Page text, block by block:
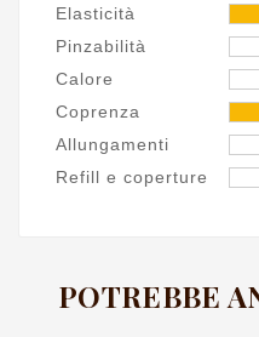
Elasticità
Pinzabilità
Calore
Coprenza
Allungamenti
Refill e coperture
POTREBBE